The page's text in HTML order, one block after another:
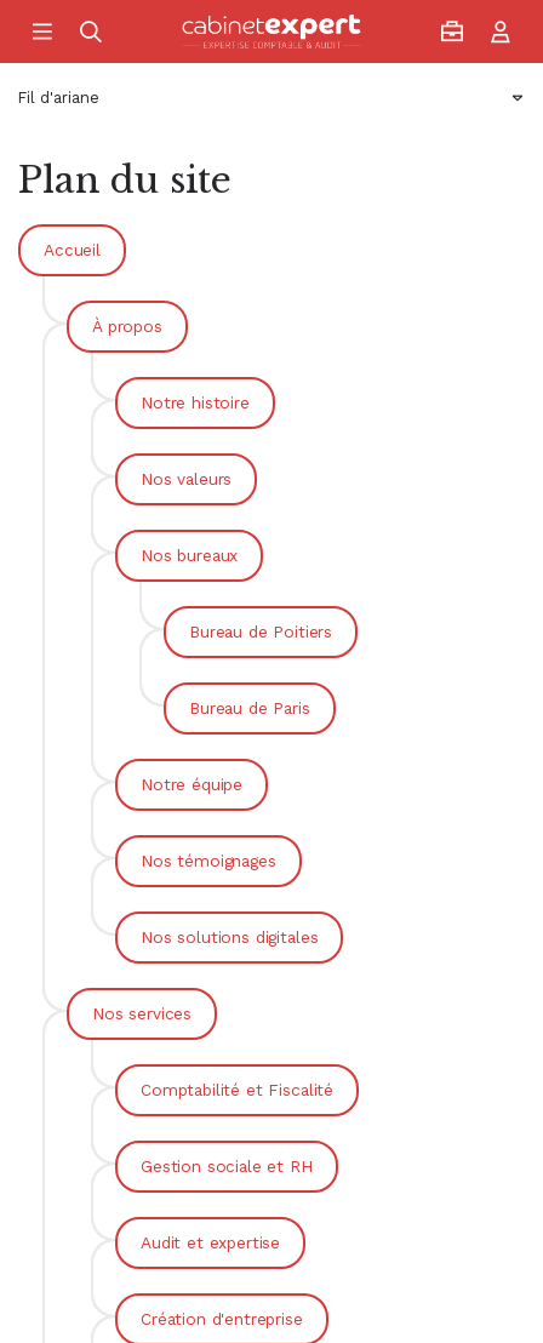
Accueil
Fil d'ariane
Plan du site
Accueil
À propos
Notre histoire
Nos valeurs
Nos bureaux
Bureau de Poitiers
Bureau de Paris
Notre équipe
Nos témoignages
Nos solutions digitales
Nos services
Comptabilité et Fiscalité
Gestion sociale et RH
Audit et expertise
Création d'entreprise